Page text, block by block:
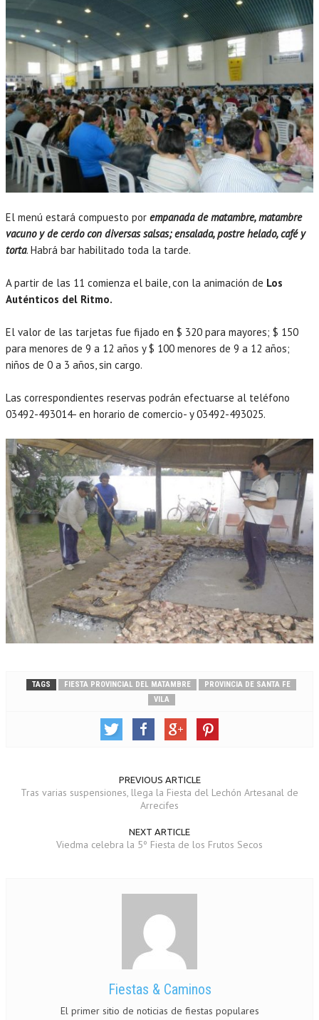
El menú estará compuesto por empanada de matambre, matambre
vacuno y de cerdo con diversas salsas; ensalada, postre helado, café y
torta. Habrá bar habilitado toda la tarde.
A partir de las 11 comienza el baile, con la animación de Los
Auténticos del Ritmo.
El valor de las tarjetas fue fijado en $ 320 para mayores; $ 150
para menores de 9 a 12 años y $ 100 menores de 9 a 12 años;
niños de 0 a 3 años, sin cargo.
Las correspondientes reservas podrán efectuarse al teléfono
03492-493014- en horario de comercio- y 03492-493025.
TAGS FIESTA PROVINCIAL DEL MATAMBRE
PROVINCIA DE SANTA FE
VILA
PREVIOUS ARTICLE
Tras varias suspensiones, llega la Fiesta del Lechón Artesanal de
Arrecifes
NEXT ARTICLE
Viedma celebra la 5º Fiesta de los Frutos Secos
Fiestas & Caminos
El primer sitio de noticias de fiestas populares